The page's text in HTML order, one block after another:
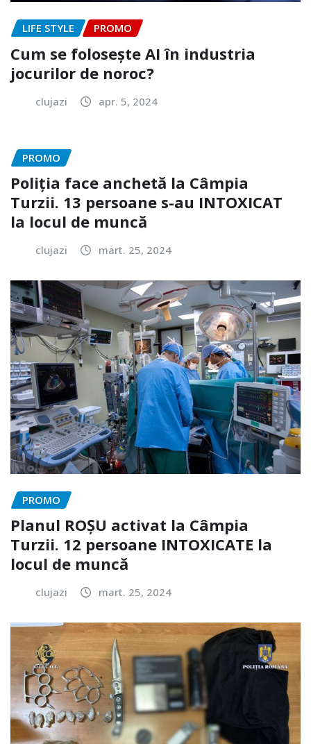
LIFE STYLE PROMO
Cum se folosește AI în industria
jocurilor de noroc?
clujazi apr. 5, 2024
PROMO
Poliția face anchetă la Câmpia
Turzii. 13 persoane s-au INTOXICAT
la locul de muncă
clujazi mart. 25, 2024
PROMO
Planul ROȘU activat la Câmpia
Turzii. 12 persoane INTOXICATE la
locul de muncă
clujazi mart. 25, 2024